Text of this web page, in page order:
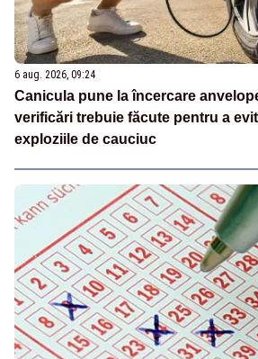
6 aug. 2026, 09:24
Canicula pune la încercare
verificări trebuie făcute pentru a
exploziile de cauciuc